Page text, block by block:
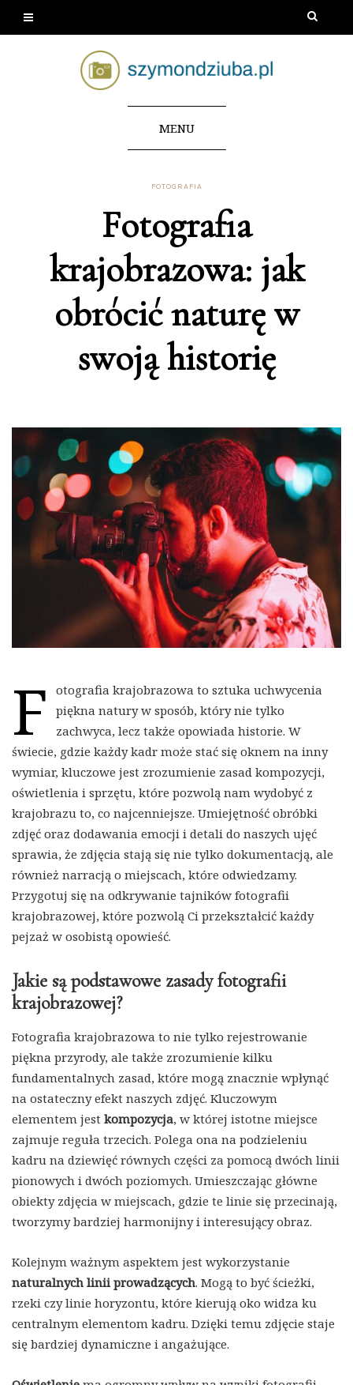
MENU
FOTOGRAFIA
Fotografia
krajobrazowa: jak
obrócić naturę w
swoją historię
F
otografia krajobrazowa to sztuka uchwycenia
piękna natury w sposób, który nie tylko
zachwyca, lecz także opowiada historie. W
świecie, gdzie każdy kadr może stać się oknem na inny
wymiar, kluczowe jest zrozumienie zasad kompozycji,
oświetlenia i sprzętu, które pozwolą nam wydobyć z
krajobrazu to, co najcenniejsze. Umiejętność obróbki
zdjęć oraz dodawania emocji i detali do naszych ujęć
sprawia, że zdjęcia stają się nie tylko dokumentacją, ale
również narracją o miejscach, które odwiedzamy.
Przygotuj się na odkrywanie tajników fotografii
krajobrazowej, które pozwolą Ci przekształcić każdy
pejzaż w osobistą opowieść.
Jakie są podstawowe zasady fotografii
krajobrazowej?
Fotografia krajobrazowa to nie tylko rejestrowanie
piękna przyrody, ale także zrozumienie kilku
fundamentalnych zasad, które mogą znacznie wpłynąć
na ostateczny efekt naszych zdjęć. Kluczowym
elementem jest kompozycja, w której istotne miejsce
zajmuje reguła trzecich. Polega ona na podzieleniu
kadru na dziewięć równych części za pomocą dwóch linii
pionowych i dwóch poziomych. Umieszczając główne
obiekty zdjęcia w miejscach, gdzie te linie się przecinają,
tworzymy bardziej harmonijny i interesujący obraz.
Kolejnym ważnym aspektem jest wykorzystanie
naturalnych linii prowadzących. Mogą to być ścieżki,
rzeki czy linie horyzontu, które kierują oko widza ku
centralnym elementom kadru. Dzięki temu zdjęcie staje
się bardziej dynamiczne i angażujące.